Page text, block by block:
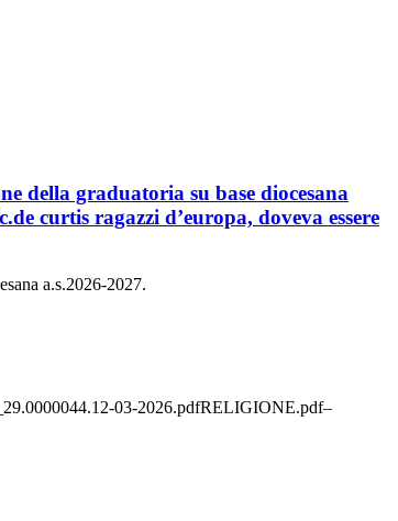
curtis ragazzi d’europa, doveva essere
a.s.2026-2027.
03-2026.pdfRELIGIONE.pdf–